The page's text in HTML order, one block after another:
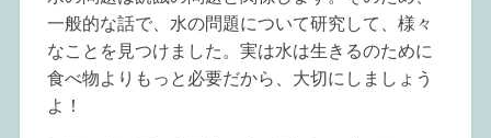
一般的な話で、水の問題について研究して、様々
なことを見つけました。実は水は生きるのために
食べ物よりもっと必要だから、大切にしましょう
よ！